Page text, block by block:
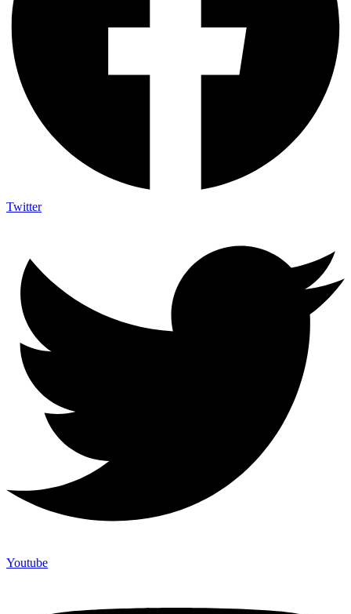
Twitter
Youtube